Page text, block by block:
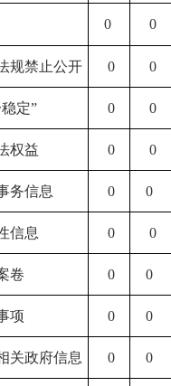
0 0
规禁止公开 0 0
定” 0 0
权益 0 0
务信息 0 0
信息 0 0
卷 0 0
项 0 0
关政府信息 0 0